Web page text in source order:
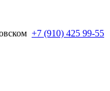
+7 (910) 425 99-55